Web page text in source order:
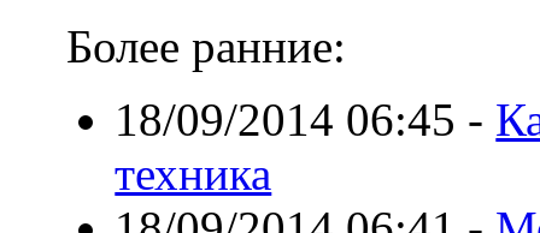
Более ранние:
18/09/2014 06:45 -
техника